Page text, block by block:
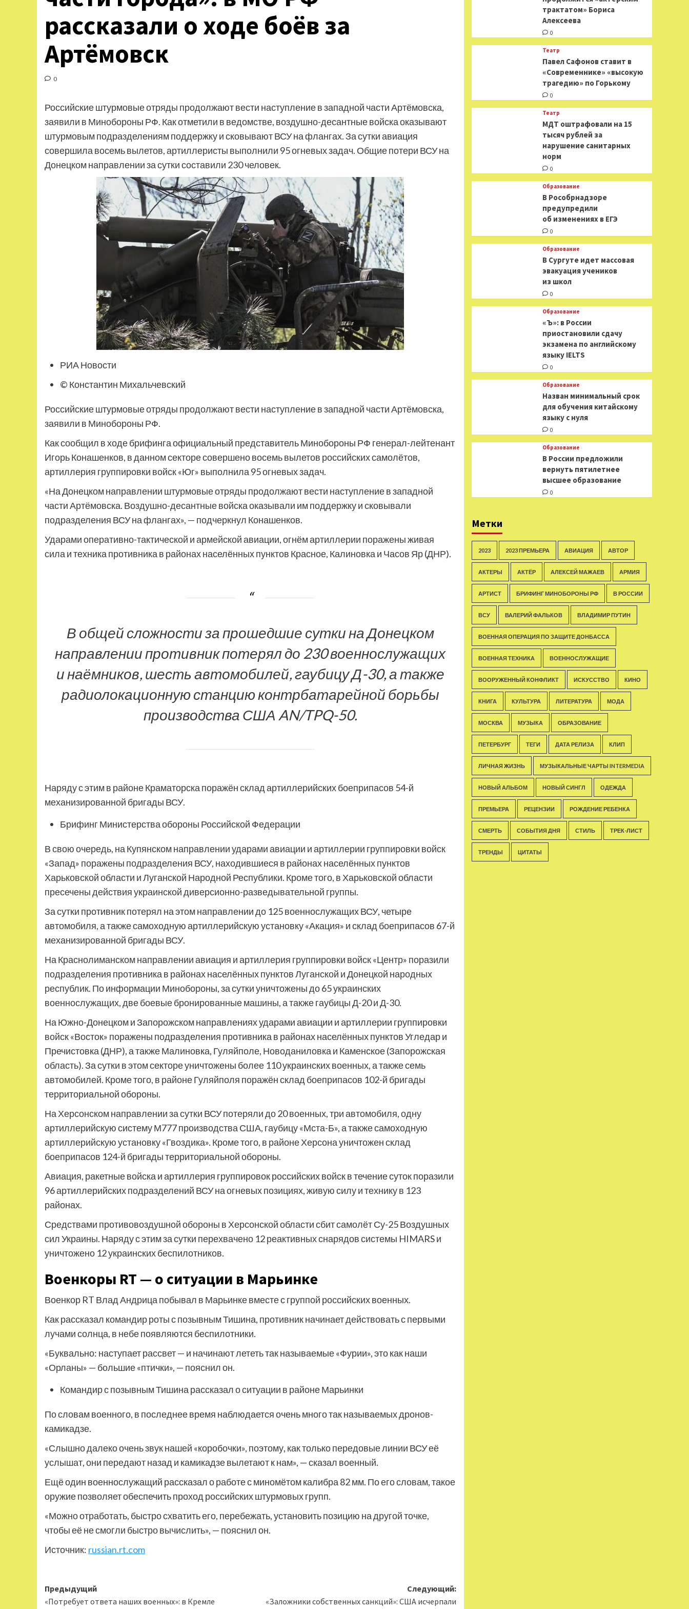
рассказали о ходе боёв за
Артёмовск
0
Российские штурмовые отряды продолжают вести наступление в западной части Артёмовска,
заявили в Минобороны РФ. Как отметили в ведомстве, воздушно-десантные войска оказывают
штурмовым подразделениям поддержку и сковывают ВСУ на флангах. За сутки авиация
совершила восемь вылетов, артиллеристы выполнили 95 огневых задач. Общие потери ВСУ на
Донецком направлении за сутки составили 230 человек.
РИА Новости
© Константин Михальчевский
Российские штурмовые отряды продолжают вести наступление в западной части Артёмовска,
заявили в Минобороны РФ.
Как сообщил в ходе брифинга официальный представитель Минобороны РФ генерал-лейтенант
Игорь Конашенков, в данном секторе совершено восемь вылетов российских самолётов,
артиллерия группировки войск «Юг» выполнила 95 огневых задач.
«На Донецком направлении штурмовые отряды продолжают вести наступление в западной
части Артёмовска. Воздушно-десантные войска оказывали им поддержку и сковывали
подразделения ВСУ на флангах», — подчеркнул Конашенков.
Ударами оперативно-тактической и армейской авиации, огнём артиллерии поражены живая
сила и техника противника в районах населённых пунктов Красное, Калиновка и Часов Яр (ДНР).
В общей сложности за прошедшие сутки на Донецком
направлении противник потерял до 230 военнослужащих
и наёмников, шесть автомобилей, гаубицу Д-30, а также
радиолокационную станцию контрбатарейной борьбы
производства США AN/TPQ-50.
Наряду с этим в районе Краматорска поражён склад артиллерийских боеприпасов 54-й
механизированной бригады ВСУ.
Брифинг Министерства обороны Российской Федерации
В свою очередь, на Купянском направлении ударами авиации и артиллерии группировки войск
«Запад» поражены подразделения ВСУ, находившиеся в районах населённых пунктов
Харьковской области и Луганской Народной Республики. Кроме того, в Харьковской области
пресечены действия украинской диверсионно-разведывательной группы.
За сутки противник потерял на этом направлении до 125 военнослужащих ВСУ, четыре
автомобиля, а также самоходную артиллерийскую установку «Акация» и склад боеприпасов 67-й
механизированной бригады ВСУ.
На Краснолиманском направлении авиация и артиллерия группировки войск «Центр» поразили
подразделения противника в районах населённых пунктов Луганской и Донецкой народных
республик. По информации Минобороны, за сутки уничтожены до 65 украинских
военнослужащих, две боевые бронированные машины, а также гаубицы Д-20 и Д-30.
На Южно-Донецком и Запорожском направлениях ударами авиации и артиллерии группировки
войск «Восток» поражены подразделения противника в районах населённых пунктов Угледар и
Пречистовка (ДНР), а также Малиновка, Гуляйполе, Новоданиловка и Каменское (Запорожская
область). За сутки в этом секторе уничтожены более 110 украинских военных, а также семь
автомобилей. Кроме того, в районе Гуляйполя поражён склад боеприпасов 102-й бригады
территориальной обороны.
На Херсонском направлении за сутки ВСУ потеряли до 20 военных, три автомобиля, одну
артиллерийскую систему М777 производства США, гаубицу «Мста-Б», а также самоходную
артиллерийскую установку «Гвоздика». Кроме того, в районе Херсона уничтожен склад
боеприпасов 124-й бригады территориальной обороны.
Авиация, ракетные войска и артиллерия группировок российских войск в течение суток поразили
96 артиллерийских подразделений ВСУ на огневых позициях, живую силу и технику в 123
районах.
Средствами противовоздушной обороны в Херсонской области сбит самолёт Су-25 Воздушных
сил Украины. Наряду с этим за сутки перехвачено 12 реактивных снарядов системы HIMARS и
уничтожено 12 украинских беспилотников.
Военкоры RT — о ситуации в Марьинке
Военкор RT Влад Андрица побывал в Марьинке вместе с группой российских военных.
Как рассказал командир роты с позывным Тишина, противник начинает действовать с первыми
лучами солнца, в небе появляются беспилотники.
«Буквально: наступает рассвет — и начинают лететь так называемые «Фурии», это как наши
«Орланы» — большие «птички», — пояснил он.
Командир с позывным Тишина рассказал о ситуации в районе Марьинки
По словам военного, в последнее время наблюдается очень много так называемых дронов-
камикадзе.
«Слышно далеко очень звук нашей «коробочки», поэтому, как только передовые линии ВСУ её
услышат, они передают назад и камикадзе вылетают к нам», — сказал военный.
Ещё один военнослужащий рассказал о работе с миномётом калибра 82 мм. По его словам, такое
оружие позволяет обеспечить проход российских штурмовых групп.
«Можно отработать, быстро схватить его, перебежать, установить позицию на другой точке,
чтобы её не смогли быстро вычислить», — пояснил он.
Источник: russian.rt.com
Навигация
Предыдущий
«Потребует ответа наших военных»: в Кремле
Следующий:
«Заложники собственных санкций»: США исчерпали
трактатом» Бориса
Алексеева
0
Театр
Павел Сафонов ставит в
«Современнике» «высокую
трагедию» по Горькому
0
Театр
МДТ оштрафовали на 15
тысяч рублей за
нарушение санитарных
норм
0
Образование
В Рособрнадзоре
предупредили
об изменениях в ЕГЭ
0
Образование
В Сургуте идет массовая
эвакуация учеников
из школ
0
Образование
«Ъ»: в России
приостановили сдачу
экзамена по английскому
языку IELTS
0
Образование
Назван минимальный срок
для обучения китайскому
языку с нуля
0
Образование
В России предложили
вернуть пятилетнее
высшее образование
0
Метки
2023 2023 ПРЕМЬЕРА АВИАЦИЯ АВТОР
АКТЕРЫ АКТЁР АЛЕКСЕЙ МАЖАЕВ АРМИЯ
АРТИСТ БРИФИНГ МИНОБОРОНЫ РФ В РОССИИ
ВСУ ВАЛЕРИЙ ФАЛЬКОВ ВЛАДИМИР ПУТИН
ВОЕННАЯ ОПЕРАЦИЯ ПО ЗАЩИТЕ ДОНБАССА
ВОЕННАЯ ТЕХНИКА ВОЕННОСЛУЖАЩИЕ
ВООРУЖЕННЫЙ КОНФЛИКТ ИСКУССТВО КИНО
КНИГА КУЛЬТУРА ЛИТЕРАТУРА МОДА
МОСКВА МУЗЫКА ОБРАЗОВАНИЕ
ПЕТЕРБУРГ ТЕГИ ДАТА РЕЛИЗА КЛИП
ЛИЧНАЯ ЖИЗНЬ МУЗЫКАЛЬНЫЕ ЧАРТЫ INTERMEDIA
НОВЫЙ АЛЬБОМ НОВЫЙ СИНГЛ ОДЕЖДА
ПРЕМЬЕРА РЕЦЕНЗИИ РОЖДЕНИЕ РЕБЕНКА
СМЕРТЬ СОБЫТИЯ ДНЯ СТИЛЬ ТРЕК-ЛИСТ
ТРЕНДЫ ЦИТАТЫ